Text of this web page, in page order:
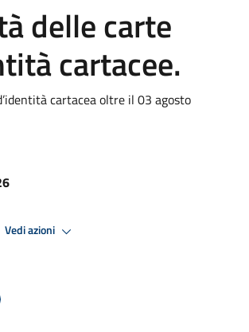
delle carte
cartacee.
cartacea oltre il 03 agosto
Vedi azioni